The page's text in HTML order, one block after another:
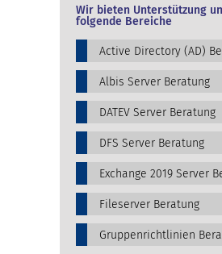
Wir bieten Unterstützung
folgende Bereiche
Active Directory (AD)
Albis Server Beratung
DATEV Server Beratung
DFS Server Beratung
Exchange 2019 Server
Fileserver Beratung
Gruppenrichtlinien